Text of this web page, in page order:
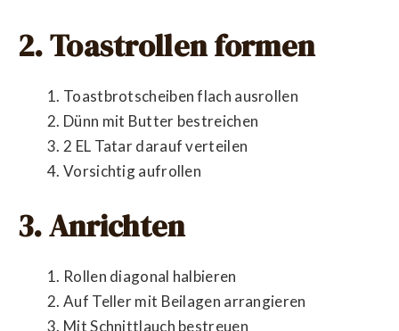
2. Toastrollen formen
Toastbrotscheiben flach ausrollen
Dünn mit Butter bestreichen
2 EL Tatar darauf verteilen
Vorsichtig aufrollen
3. Anrichten
Rollen diagonal halbieren
Auf Teller mit Beilagen arrangieren
Mit Schnittlauch bestreuen